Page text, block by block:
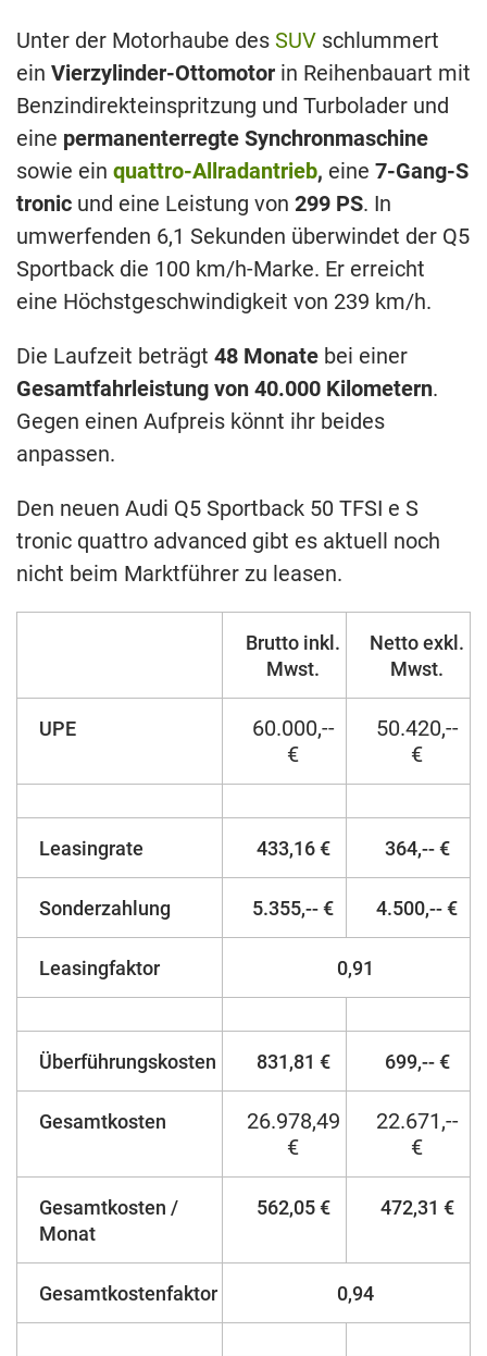
Unter der Motorhaube des SUV schlummert
ein Vierzylinder-Ottomotor in Reihenbauart mit
Benzindirekteinspritzung und Turbolader und
eine permanenterregte Synchronmaschine
sowie ein quattro-Allradantrieb, eine 7-Gang-S
tronic und eine Leistung von 299 PS. In
umwerfenden 6,1 Sekunden überwindet der Q5
Sportback die 100 km/h-Marke. Er erreicht
eine Höchstgeschwindigkeit von 239 km/h.
Die Laufzeit beträgt 48 Monate bei einer
Gesamtfahrleistung von 40.000 Kilometern.
Gegen einen Aufpreis könnt ihr beides
anpassen.
Den neuen Audi Q5 Sportback 50 TFSI e S
tronic quattro advanced gibt es aktuell noch
nicht beim Marktführer zu leasen.
Brutto inkl.
Mwst.
Netto exkl.
Mwst.
UPE
60.000,--
€
50.420,--
€
Leasingrate 433,16 € 364,-- €
Sonderzahlung 5.355,-- € 4.500,-- €
Leasingfaktor 0,91
Überführungskosten 831,81 € 699,-- €
Gesamtkosten
26.978,49
€
22.671,--
€
Gesamtkosten /
Monat
562,05 € 472,31 €
Gesamtkostenfaktor 0,94